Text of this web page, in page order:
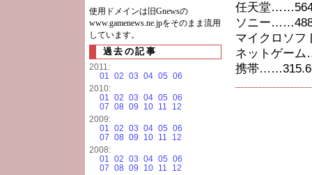
任天堂
ソニー
マイクロソ
ネットゲー
携帯
使用ドメインは旧Gnewsの
www.gamenews.ne.jpをそのまま流用
しています。
過去の記事
2011:
01 02 03 04 05 06
2010:
01 02 03 04 05 06
07 08 09 10 11
12
2009:
01 02 03 04 05 06
07 08 09 10 11
12
2008:
01 02 03 04 05 06
07 08 09 10 11
12